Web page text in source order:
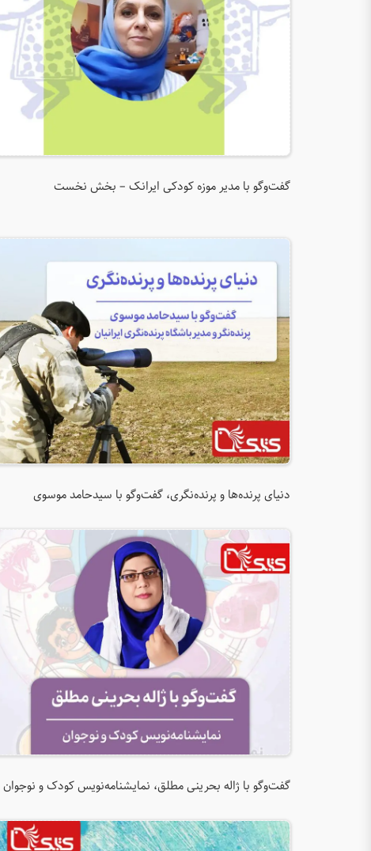
گفت‌و‌‌گو با مدیر موزه کودکی ایرانک – بخش نخست
دنیای پرنده‌ها و پرنده‌نگری، گفت‌وگو با سیدحامد موسوی
گفت‌وگو با ژاله بحرینی مطلق، نمایشنامه‌نویس کودک و نوجوان